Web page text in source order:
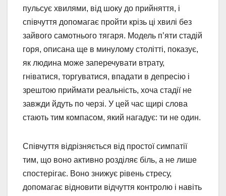
пульсує хвилями, від шоку до прийняття, і
співчуття допомагає пройти крізь ці хвилі без
зайвого самотнього тягаря. Модель п’яти стадій
горя, описана ще в минулому столітті, показує,
як людина може заперечувати втрату,
гніватися, торгуватися, впадати в депресію і
зрештою приймати реальність, хоча стадії не
завжди йдуть по черзі. У цей час щирі слова
стають тим компасом, який нагадує: ти не один.
Співчуття відрізняється від простої симпатії
тим, що воно активно розділяє біль, а не лише
спостерігає. Воно знижує рівень стресу,
допомагає відновити відчуття контролю і навіть